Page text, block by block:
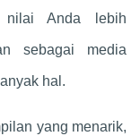
nilai Anda lebih
sebagai media
hal.
yang menarik,